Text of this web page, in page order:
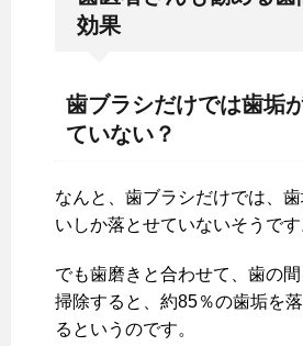
効果
歯ブラシだけでは歯垢
ていない？
なんと、歯ブラシだけでは、
いしか落とせていないそうです
でも歯磨きと合わせて、歯の
掃除すると、約85％の歯垢を
るというのです。